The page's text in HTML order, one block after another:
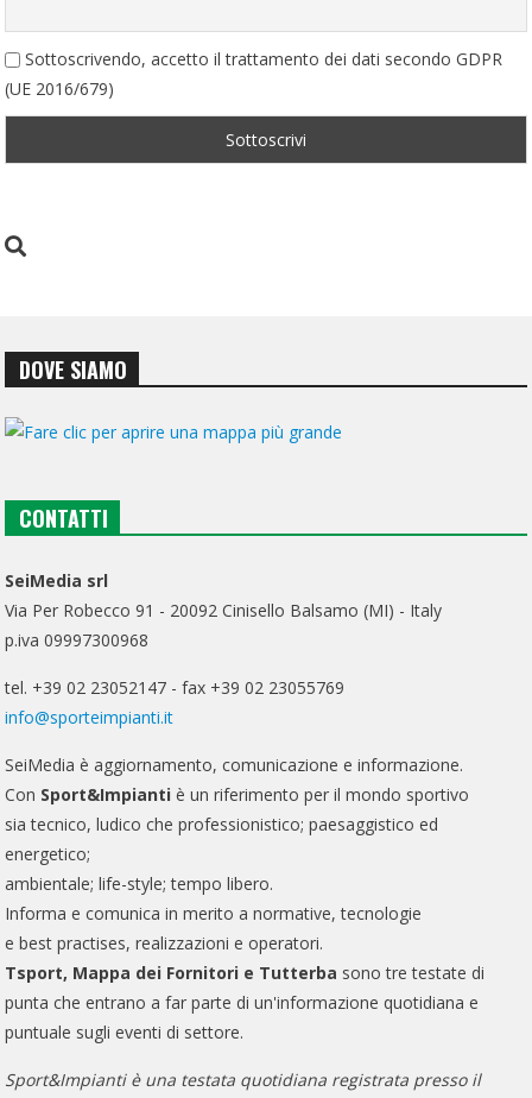
Sottoscrivendo, accetto il trattamento dei dati secondo GDPR
(UE 2016/679)
DOVE SIAMO
CONTATTI
SeiMedia srl
Via Per Robecco 91 - 20092 Cinisello Balsamo (MI) - Italy
p.iva 09997300968
tel. +39 02 23052147 - fax +39 02 23055769
info@sporteimpianti.it
SeiMedia è aggiornamento, comunicazione e informazione.
Con Sport&Impianti è un riferimento per il mondo sportivo
sia tecnico, ludico che professionistico; paesaggistico ed
energetico;
ambientale; life-style; tempo libero.
Informa e comunica in merito a normative, tecnologie
e best practises, realizzazioni e operatori.
Tsport, Mappa dei Fornitori e Tutterba sono tre testate di
punta che entrano a far parte di un'informazione quotidiana e
puntuale sugli eventi di settore.
Sport&Impianti è una testata quotidiana registrata presso il